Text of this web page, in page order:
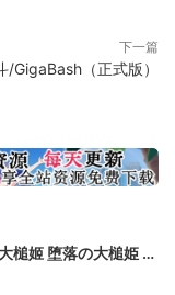
流漏洞：拿出正义
子地精解决那些穿
活切换武器和策
流罪犯、收集赃
！教化潮流罪犯
妙故事背后的真相
下一篇
/GigaBash（正式版）
槌姬 堕落の大槌姫 官